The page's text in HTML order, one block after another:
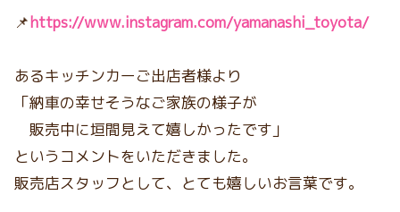
📌https://www.instagram.com/yamanashi_toyota/
あるキッチンカーご出店者様より
「納車の幸せそうなご家族の様子が
販売中に垣間見えて嬉しかったです」
というコメントをいただきました。
販売店スタッフとして、とても嬉しいお言葉です。